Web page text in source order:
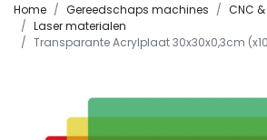
Home Gereedschaps machines
CNC
Laser materialen
Transparante Acrylplaat 30x30x0,3cm